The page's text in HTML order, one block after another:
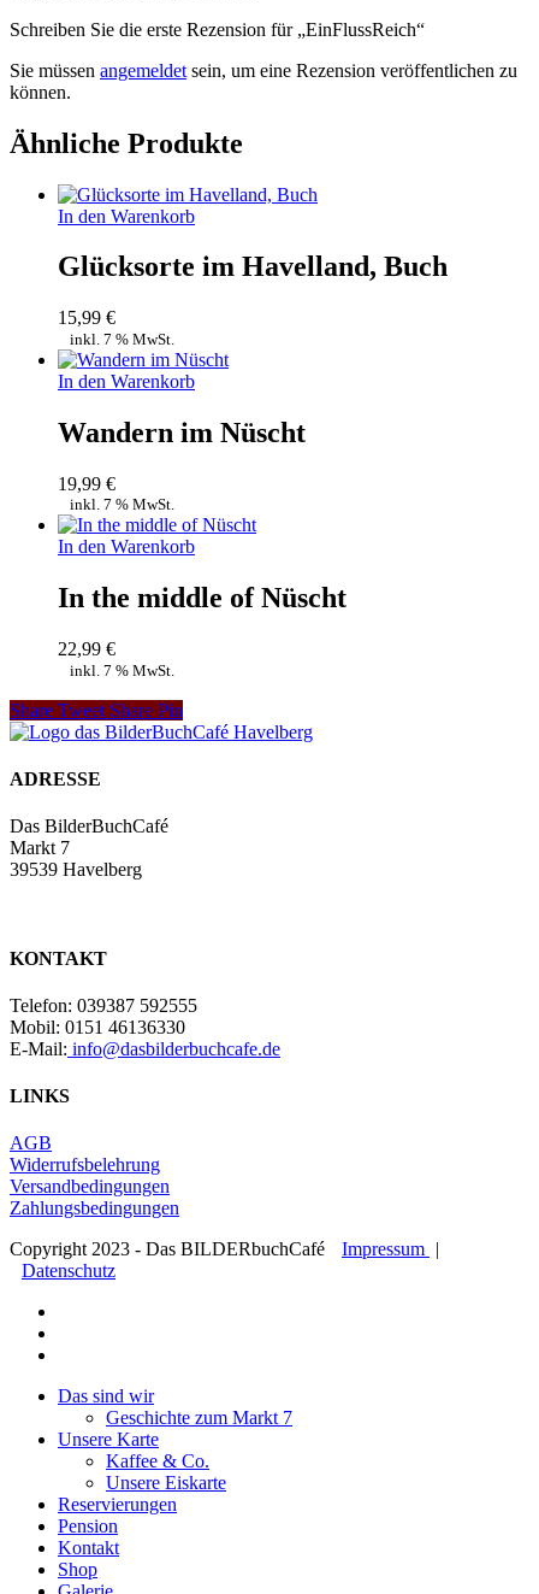
Schreiben Sie die erste Rezension für „EinFlussReich“
Sie müssen angemeldet sein, um eine Rezension veröffentlichen zu
können.
Ähnliche Produkte
In den Warenkorb
Glücksorte im Havelland, Buch
15,99 €
inkl. 7 % MwSt.
In den Warenkorb
Wandern im Nüscht
19,99 €
inkl. 7 % MwSt.
In den Warenkorb
In the middle of Nüscht
22,99 €
inkl. 7 % MwSt.
Share Tweet Share Pin
ADRESSE
Das BilderBuchCafé
Markt 7
39539 Havelberg
KONTAKT
Telefon: 039387 592555
Mobil: 0151 46136330
E-Mail: info@dasbilderbuchcafe.de
LINKS
AGB
Widerrufsbelehrung
Versandbedingungen
Zahlungsbedingungen
Copyright 2023 - Das BILDERbuchCafé
Impressum |
Datenschutz
Close
Das sind wir
Geschichte zum Markt 7
Unsere Karte
Kaffee & Co.
Unsere Eiskarte
Reservierungen
Pension
Kontakt
Shop